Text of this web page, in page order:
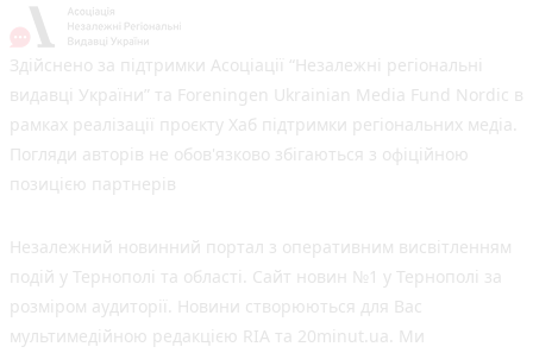
Здійснено за підтримки Асоціації “Незалежні регіональні
видавці України” та Foreningen Ukrainian Media Fund Nordic в
рамках реалізації проєкту Хаб підтримки регіональних медіа.
Погляди авторів не обов'язково збігаються з офіційною
позицією партнерів
Незалежний новинний портал з оперативним висвітленням
подій у Тернополі та області. Сайт новин №1 у Тернополі за
розміром аудиторії. Новини створюються для Вас
мультимедійною редакцією RIA та 20minut.ua. Ми